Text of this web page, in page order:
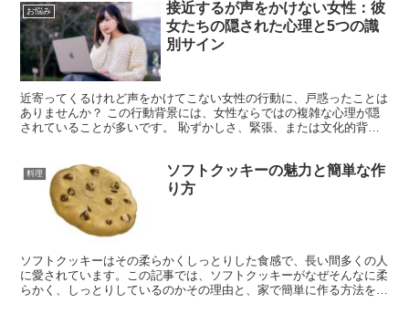
お悩み
接近するが声をかけない女性：彼
女たちの隠された心理と5つの識
別サイン
近寄ってくるけれど声をかけてこない女性の行動に、戸惑ったことは
ありませんか？ この行動背景には、女性ならではの複雑な心理が隠
されていることが多いです。 恥ずかしさ、緊張、または文化的背景
料理
ソフトクッキーの魅力と簡単な作
り方
ソフトクッキーはその柔らかくしっとりした食感で、長い間多くの人
に愛されています。この記事では、ソフトクッキーがなぜそんなに柔
らかく、しっとりしているのかその理由と、家で簡単に作る方法をご